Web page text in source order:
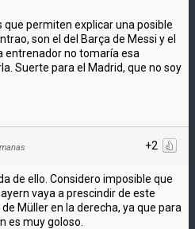
que permiten explicar una posible
son el del Barça de Messi y el
entrenador no tomaría esa
Suerte para el Madrid, que no soy
+2
de ello. Considero imposible que
vaya a prescindir de este
Müller en la derecha, ya que para
es muy goloso.